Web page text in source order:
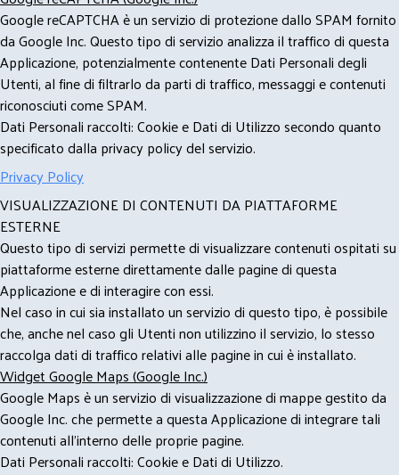
Google reCAPTCHA è un servizio di protezione dallo SPAM fornito
da Google Inc. Questo tipo di servizio analizza il traffico di questa
Applicazione, potenzialmente contenente Dati Personali degli
Utenti, al fine di filtrarlo da parti di traffico, messaggi e contenuti
riconosciuti come SPAM.
Dati Personali raccolti: Cookie e Dati di Utilizzo secondo quanto
specificato dalla privacy policy del servizio.
Privacy Policy
VISUALIZZAZIONE DI CONTENUTI DA PIATTAFORME
ESTERNE
Questo tipo di servizi permette di visualizzare contenuti ospitati su
piattaforme esterne direttamente dalle pagine di questa
Applicazione e di interagire con essi.
Nel caso in cui sia installato un servizio di questo tipo, è possibile
che, anche nel caso gli Utenti non utilizzino il servizio, lo stesso
raccolga dati di traffico relativi alle pagine in cui è installato.
Widget Google Maps (Google Inc.)
Google Maps è un servizio di visualizzazione di mappe gestito da
Google Inc. che permette a questa Applicazione di integrare tali
contenuti all'interno delle proprie pagine.
Dati Personali raccolti: Cookie e Dati di Utilizzo.